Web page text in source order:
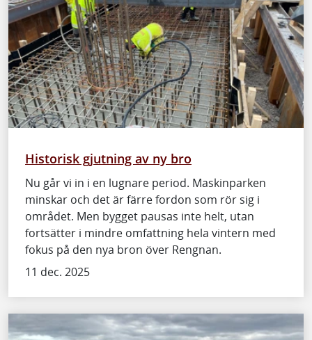
Historisk gjutning av ny bro
Nu går vi in i en lugnare period. Maskinparken
minskar och det är färre fordon som rör sig i
området. Men bygget pausas inte helt, utan
fortsätter i mindre omfattning hela vintern med
fokus på den nya bron över Rengnan.
11 dec. 2025